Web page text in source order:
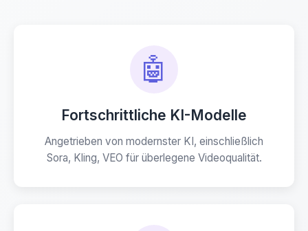
🤖
Fortschrittliche KI-Modelle
Angetrieben von modernster KI, einschließlich
Sora, Kling, VEO für überlegene Videoqualität.